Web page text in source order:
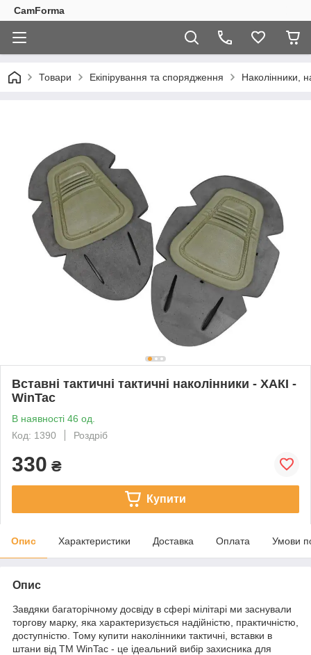
CamForma
Товари Екіпірування та спорядження Наколінники,
Вставні тактичні тактичні наколінники - ХАКІ -
WinTac
В наявності 46 од.
Код: 1390
Роздріб
330 ₴
Купити
Опис Характеристики Доставка Оплата Умови
Опис
Завдяки багаторічному досвіду в сфері мілітарі ми заснували
торгову марку, яка характеризується надійністю, практичністю,
доступністю. Тому купити наколінники тактичні, вставки в
штани від ТМ WinTac - це ідеальний вибір захисника для